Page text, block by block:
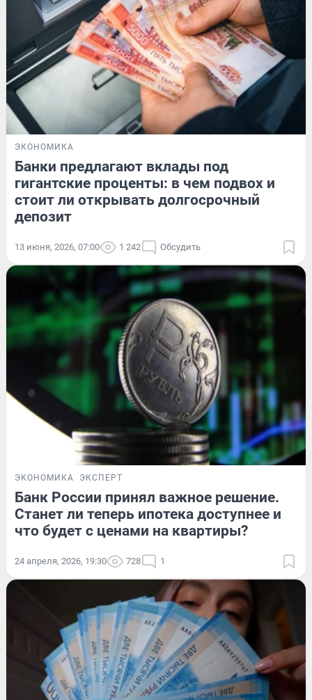
ЭКОНОМИКА
Банки предлагают вклады под
гигантские проценты: в чем подвох и
стоит ли открывать долгосрочный
депозит
13 июня, 2026, 07:00 1 242 Обсудить
ЭКОНОМИКА ЭКСПЕРТ
Банк России принял важное решение.
Станет ли теперь ипотека доступнее и
что будет с ценами на квартиры?
24 апреля, 2026, 19:30 728 1